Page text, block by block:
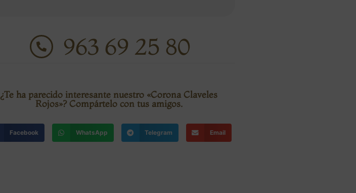
963 69 25 80
¿Te ha parecido interesante nuestro «Corona Claveles
Rojos»? Compártelo con tus amigos.
Facebook WhatsApp Telegram Email